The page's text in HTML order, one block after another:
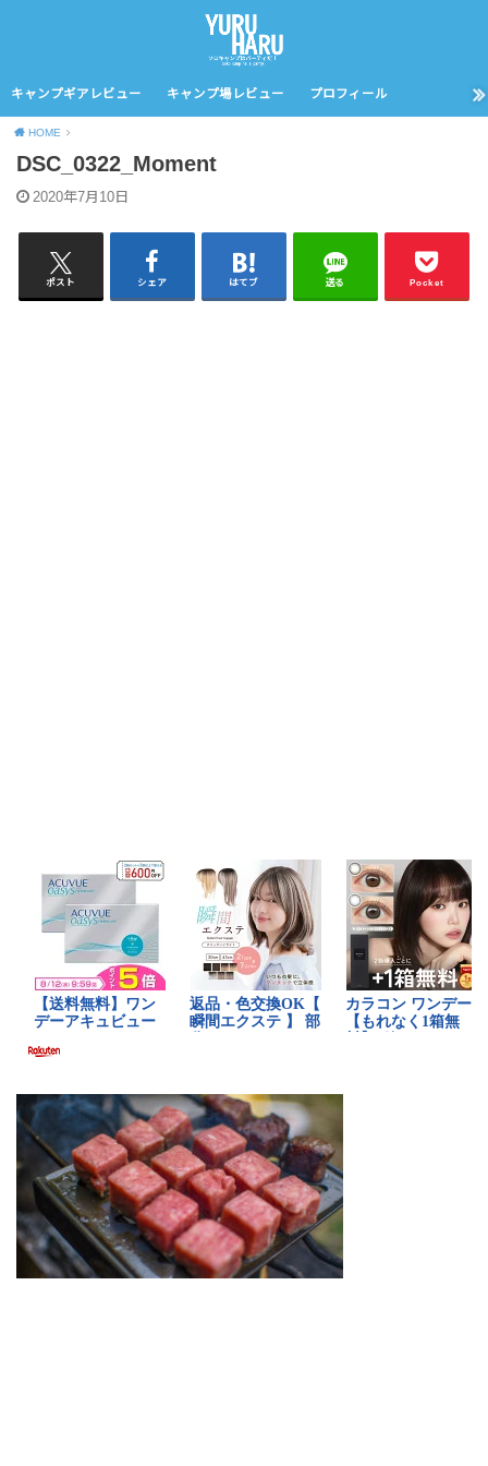
キャンプギアレビュー キャンプ場レビュー プロフィール
HOME
DSC_0322_Moment
2020年7月10日
ポスト シェア はてブ 送る Pocket